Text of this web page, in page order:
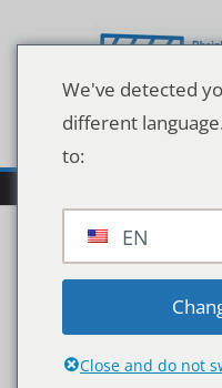
Inhalt
Herbst
We've detected
different
to:
EN
Close and do not